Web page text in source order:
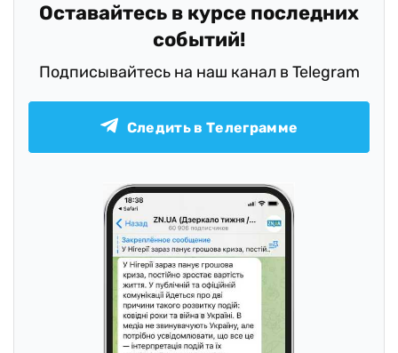
Оставайтесь в курсе последних
событий!
Подписывайтесь на наш канал в Telegram
Следить в Телеграмме